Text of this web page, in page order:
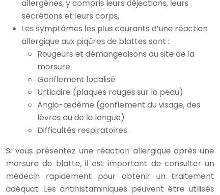
allergènes, y compris leurs déjections, leurs
sécrétions et leurs corps.
Les symptômes les plus courants d’une réaction
allergique aux piqûres de blattes sont :
Rougeurs et démangeaisons au site de la
morsure
Gonflement localisé
Urticaire (plaques rouges sur la peau)
Angio-œdème (gonflement du visage, des
lèvres ou de la langue)
Difficultés respiratoires
Si vous présentez une réaction allergique après une
morsure de blatte, il est important de consulter un
médecin rapidement pour obtenir un traitement
adéquat. Les antihistaminiques peuvent être utilisés